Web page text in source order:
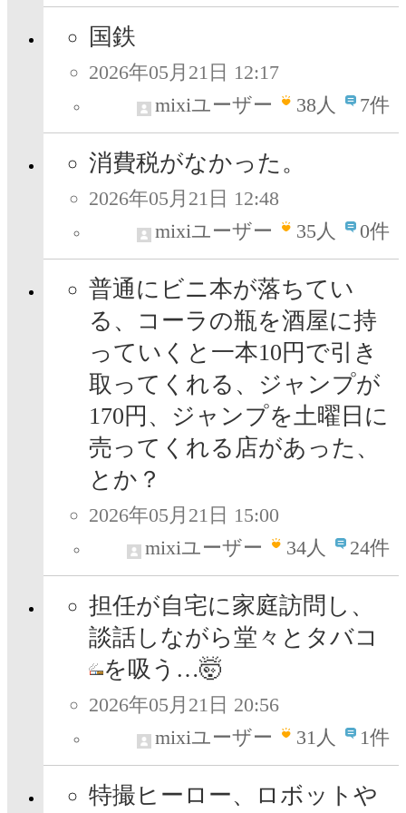
国鉄
2026年05月21日 12:17
mixiユーザー
38人 7件
消費税がなかった。
2026年05月21日 12:48
mixiユーザー
35人 0件
普通にビニ本が落ちてい
る、コーラの瓶を酒屋に持
っていくと一本10円で引き
取ってくれる、ジャンプが
170円、ジャンプを土曜日に
売ってくれる店があった、
とか？
2026年05月21日 15:00
mixiユーザー
34人 24件
担任が自宅に家庭訪問し、
談話しながら堂々とタバコ
を吸う…🤯
2026年05月21日 20:56
mixiユーザー
31人 1件
特撮ヒーロー、ロボットや